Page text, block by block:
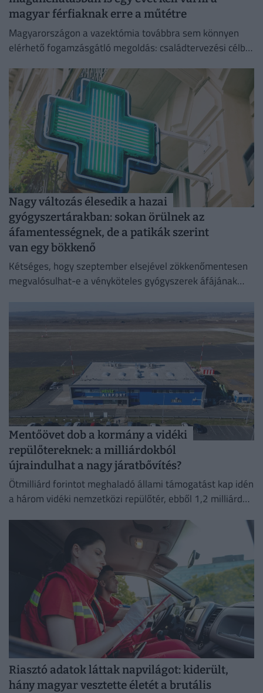
magyar férfiaknak erre a műtétre
Magyarországon a vazektómia továbbra sem könnyen
elérhető fogamzásgátló megoldás: családtervezési célból
Nagy változás élesedik a hazai
gyógyszertárakban: sokan örülnek az
áfamentességnek, de a patikák szerint
van egy bökkenő
Kétséges, hogy szeptember elsejével zökkenőmentesen
megvalósulhat-e a vényköteles gyógyszerek áfájának
Mentőövet dob a kormány a vidéki
repülőtereknek: a milliárdokból
újraindulhat a nagy járatbővítés?
Ötmilliárd forintot meghaladó állami támogatást kap idén
a három vidéki nemzetközi repülőtér, ebből 1,2 milliárd
Riasztó adatok láttak napvilágot: kiderült,
hány magyar vesztette életét a brutális